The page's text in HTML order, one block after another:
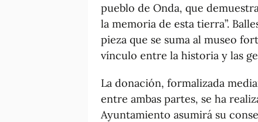
pueblo de Onda, que
la memoria de esta tierra”.
pieza que se suma al museo
vínculo entre la historia y las
La donación, formalizada
entre ambas partes, se ha
Ayuntamiento asumirá su